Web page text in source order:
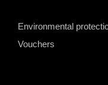
Environmental
Vouchers